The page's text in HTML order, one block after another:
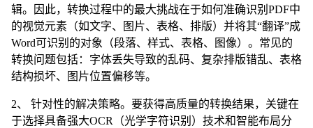
辑。因此，转换过程中的最大挑战在于如何准确识别PDF中
的视觉元素（如文字、图片、表格、排版）并将其“翻译”成
Word可识别的对象（段落、样式、表格、图像）。常见的
转换问题包括：字体丢失导致的乱码、复杂排版错乱、表格
结构损坏、图片位置偏移等。
2、 针对性的解决策略。要获得高质量的转换结果，关键在
于选择具备强大OCR（光学字符识别）技术和智能布局分